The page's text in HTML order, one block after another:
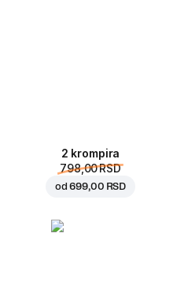
2 krompira
798,00 RSD
od699,00 RSD